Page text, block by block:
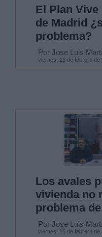
El Plan Vive
de Madrid
problema?
Por Jose Luis
viernes, 23 de febrero de
Los avales
vivienda no
problema
Por Jose Luis
viernes, 16 de febrero de